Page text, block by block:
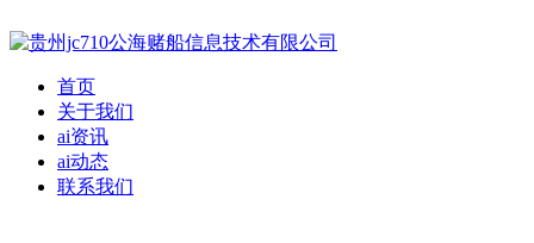
首页
关于我们
ai资讯
ai动态
联系我们